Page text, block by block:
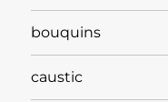
bouquins
caustic